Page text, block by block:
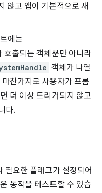
않고 앱이 기본적으로 새
에는
호출되는 객체뿐만 아니라
객체가 나열
마찬가지로 사용자가 프롬
더 이상 트리거되지 않고
다.
요한 플래그가 설정되어
동작을 테스트할 수 있습